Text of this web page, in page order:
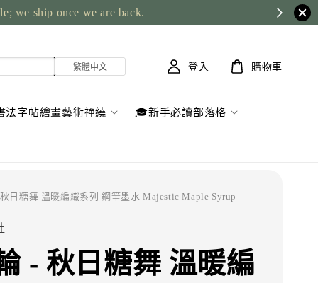
we ship once we are back.
法字帖繪畫藝術禪繞 🎓新手必讀部落格
登入 購物車
日糖舞 溫暖編織系列 鋼筆墨水 Majestic Maple Syrup
- 秋日糖舞 溫暖編